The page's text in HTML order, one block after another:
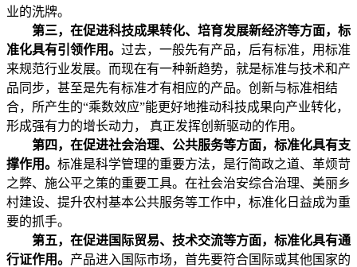
业的洗牌。
第三，在促进科技成果转化、培育发展新经济等方面，标
准化具有引领作用。 过去，一般先有产品，后有标准，用标准
来规范行业发展。而现在有一种新趋势，就是标准与技术和产
品同步，甚至是先有标准才有相应的产品。创新与标准相结
合，所产生的“乘数效应”能更好地推动科技成果向产业转化，
形成强有力的增长动力， 真正发挥创新驱动的作用。
第四，在促进社会治理、公共服务等方面，标准化具有支
撑作用。 标准是科学管理的重要方法，是行简政之道、革烦苛
之弊、施公平之策的重要工具。在社会治安综合治理、美丽乡
村建设、提升农村基本公共服务等工作中，标准化日益成为重
要的抓手。
第五，在促进国际贸易、技术交流等方面，标准化具有通
行证作用。 产品进入国际市场，首先要符合国际或其他国家的